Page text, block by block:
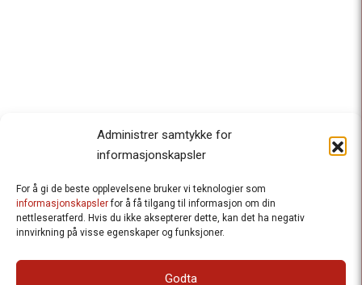
Administrer samtykke for
informasjonskapsler
For å gi de beste opplevelsene bruker vi teknologier som
informasjonskapslerfor å få tilgang til informasjon om din
nettleseratferd. Hvis du ikke aksepterer dette, kan det ha negativ
innvirkning på visse egenskaper og funksjoner.
Godta
Besteforeldrenes klimaaksjon
Ansvarlig redaktør
: Halfdan Wiik |